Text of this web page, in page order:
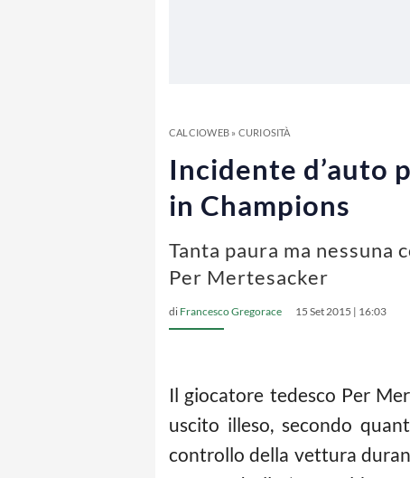
CALCIOWEB» CURIOSITÀ
Incidente d’auto
in Champions
Tanta paura ma
Per Mertesacker
di Francesco Gregorace 15 Set 2015 | 16:03
Il giocatore tedesco Per
uscito illeso, secondo
controllo della vettura